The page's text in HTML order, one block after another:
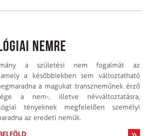
nemre
a születési nem fogalmát az
amely a későbbiekben sem változtatható
a magukat transzneműnek érző
a nem-, illetve névváltoztatásra,
tényeknek megfelelően személyi
az eredeti nemük.